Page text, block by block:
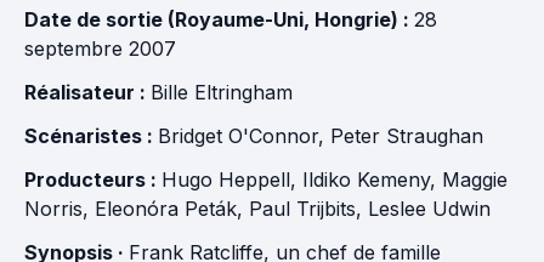
Date de sortie (Royaume-Uni, Hongrie) : 28
septembre 2007
Réalisateur : Bille Eltringham
Scénaristes : Bridget O'Connor, Peter Straughan
Producteurs : Hugo Heppell, Ildiko Kemeny, Maggie
Norris, Eleonóra Peták, Paul Trijbits, Leslee Udwin
Synopsis · Frank Ratcliffe, un chef de famille